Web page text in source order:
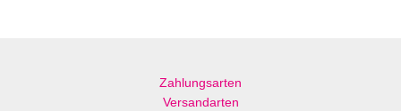
Zahlungsarten
Versandarten